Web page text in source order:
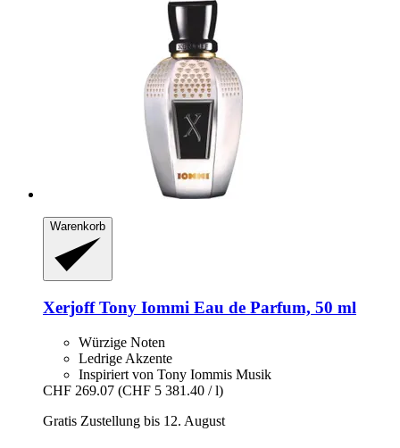
Warenkorb
XerjoffTony Iommi Eau de Parfum, 50 ml
Würzige Noten
Ledrige Akzente
Inspiriert von Tony Iommis Musik
CHF 269.07 (CHF 5 381.40 / l)
Gratis Zustellung bis 12. August